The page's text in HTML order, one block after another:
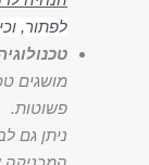
לפתור,
מושגים
פשוטות.
ניתן גם